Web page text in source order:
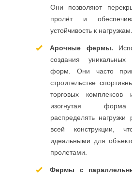
Они позволяют
пролёт и
устойчивость к нагрузкам.
Арочные фермы.
создания уникальных
форм. Они часто
строительстве
торговых
изогнутая форма
распределять
всей конструкции,
идеальными для
пролетами.
Фермы с